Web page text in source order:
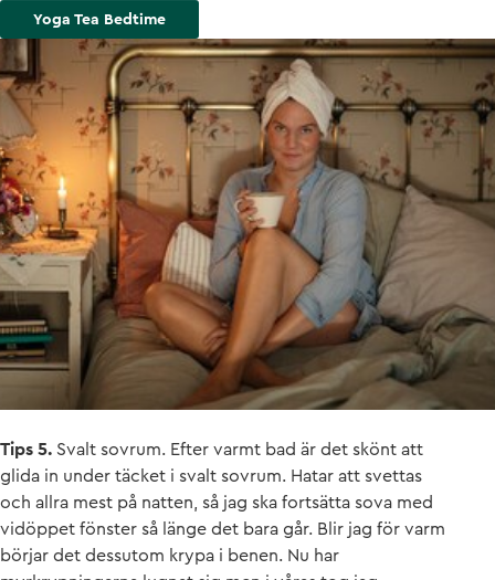
Yoga Tea Bedtime
Tips 5. Svalt sovrum. Efter varmt bad är det skönt att
glida in under täcket i svalt sovrum. Hatar att svettas
och allra mest på natten, så jag ska fortsätta sova med
vidöppet fönster så länge det bara går. Blir jag för varm
börjar det dessutom krypa i benen. Nu har